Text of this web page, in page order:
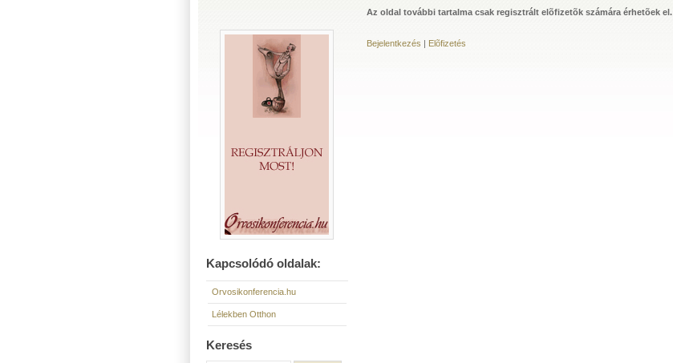
Kapcsolódó oldalak:
Orvosikonferencia.hu
Lélekben Otthon
Keresés
Az oldal további tartalma csak regisztrált elõfizetõk számára érhetõek el.
Bejelentkezés | Elõfizetés